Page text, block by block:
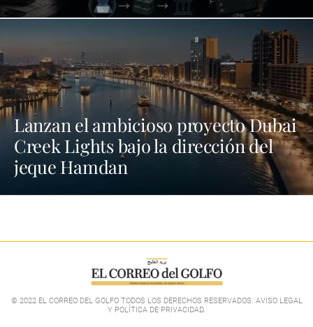
Lanzan el ambicioso proyecto Dubai
Creek Lights bajo la dirección del
jeque Hamdan
© 2022 EL CORREO DEL GOLFO TODOS LOS DERECHOS RESERVADOS. AVISO LEGAL
Y POLÍTICA DE PRIVACIDAD.